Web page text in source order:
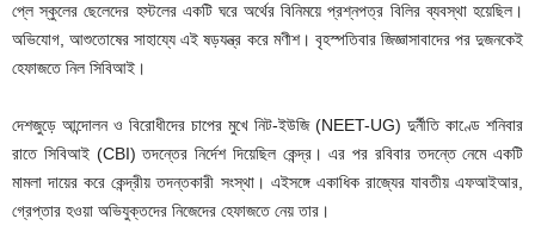
প্লে স্কুলের ছেলেদের হস্টলের একটি ঘরে অর্থের বিনিময়ে প্রশ্নপত্র বিলির ব্যবস্থা হয়েছিল।
অভিযোগ, আশুতোষের সাহায্যে এই ষড়যন্ত্র করে মণীশ। বৃহস্পতিবার জিজ্ঞাসাবাদের পর দুজনকেই
হেফাজতে নিল সিবিআই।
দেশজুড়ে আন্দোলন ও বিরোধীদের চাপের মুখে নিট-ইউজি (NEET-UG) দুর্নীতি কাণ্ডে শনিবার
রাতে সিবিআই (CBI) তদন্তের নির্দেশ দিয়েছিল কেন্দ্র। এর পর রবিবার তদন্তে নেমে একটি
মামলা দায়ের করে কেন্দ্রীয় তদন্তকারী সংস্থা। এইসঙ্গে একাধিক রাজ্যের যাবতীয় এফআইআর,
গ্রেপ্তার হওয়া অভিযুক্তদের নিজেদের হেফাজতে নেয় তার।